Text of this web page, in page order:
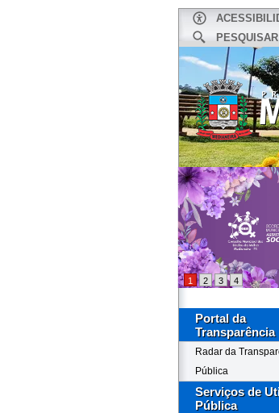
1 2 3 4
Portal da
Transparência
Radar da
Pública
Serviços de
Pública